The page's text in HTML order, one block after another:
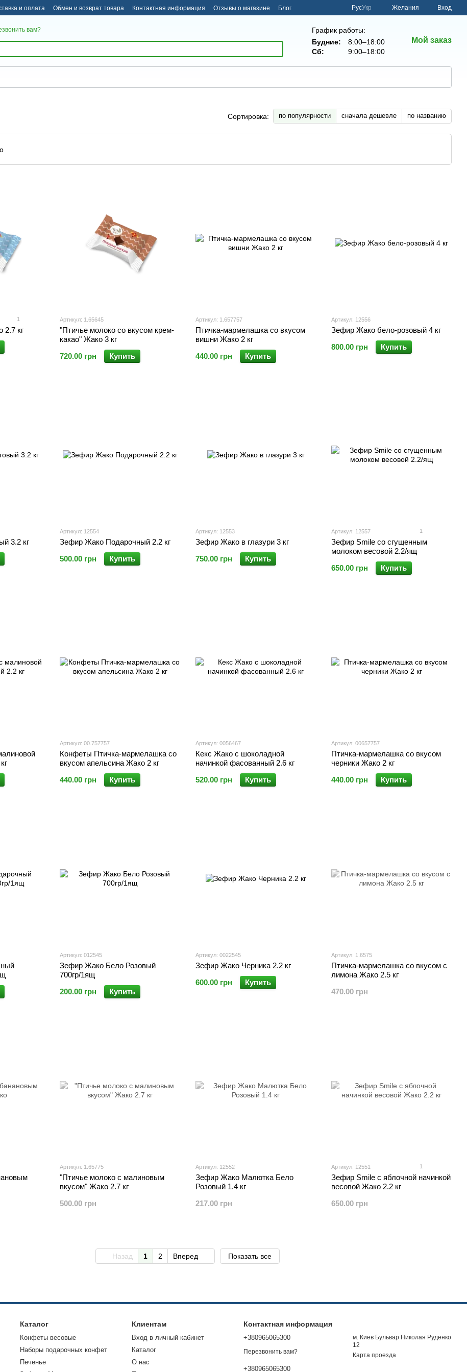
и оплата Обмен и возврат товара Контактная информация Отзывы о магазине
Блог
РусУкр Желания Вход
вам?
График работы:
Будние:
8:00–18:00
Сб:
9:00–18:00
Мой заказ
Сортировка: по популярности сначала дешевле по названию
1
2.7 кг
Артикул: 1.65645
"Птичье молоко со вкусом крем-
какао" Жако 3 кг
720.00 грн
Купить
Артикул: 1.657757
Птичка-мармелашка со вкусом
вишни Жако 2 кг
440.00 грн
Купить
Артикул: 12556
Зефир Жако бело-розовый 4 кг
800.00 грн
Купить
3.2 кг
Артикул: 12554
Зефир Жако Подарочный 2.2 кг
500.00 грн
Купить
Артикул: 12553
Зефир Жако в глазури 3 кг
750.00 грн
Купить
Артикул: 12557 1
Зефир Smile со сгущенным
молоком весовой 2.2/ящ
650.00 грн
Купить
Артикул: 00.757757
Конфеты Птичка-мармелашка со
вкусом апельсина Жако 2 кг
440.00 грн
Купить
Артикул: 0056467
Кекс Жако с шоколадной
начинкой фасованный 2.6 кг
520.00 грн
Купить
Артикул: 00657757
Птичка-мармелашка со вкусом
черники Жако 2 кг
440.00 грн
Купить
Артикул: 012545
Зефир Жако Бело Розовый
700гр/1ящ
200.00 грн
Купить
Артикул: 0022545
Зефир Жако Черника 2.2 кг
600.00 грн
Купить
Артикул: 1.6575
Птичка-мармелашка со вкусом с
лимона Жако 2.5 кг
470.00 грн
Артикул: 1.65775
"Птичье молоко с малиновым
вкусом" Жако 2.7 кг
500.00 грн
Артикул: 12552
Зефир Жако Малютка Бело
Розовый 1.4 кг
217.00 грн
Артикул: 12551 1
Зефир Smile c яблочной начинкой
весовой Жако 2.2 кг
650.00 грн
Назад 1 2 Вперед Показать все
Каталог
Конфеты весовые
Наборы подарочных конфет
Печенье
Клиентам
Вход в личный кабинет
Каталог
О нас
Контактная информация
+380965065300
Перезвонить вам?
+380965065300
м. Киев Бульвар Николая Руденко
12
Карта проезда